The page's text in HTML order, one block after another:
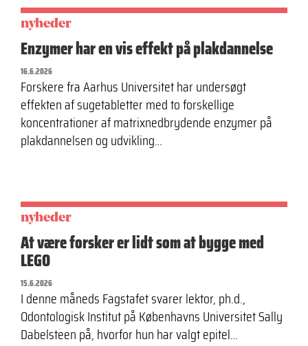
nyheder
Enzymer har en vis effekt på plakdannelse
16.6.2026
Forskere fra Aarhus Universitet har undersøgt
effekten af sugetabletter med to forskellige
koncentrationer af matrixnedbrydende enzymer på
plakdannelsen og udvikling…
nyheder
At være forsker er lidt som at bygge med
LEGO
15.6.2026
I denne måneds Fagstafet svarer lektor, ph.d.,
Odontologisk Institut på Københavns Universitet Sally
Dabelsteen på, hvorfor hun har valgt epitel…